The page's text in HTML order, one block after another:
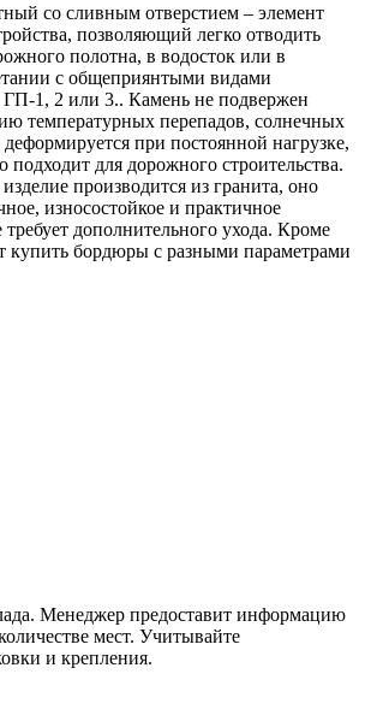
со сливным отверстием – элемент
позволяющий легко отводить
полотна, в водосток или в
с общеприянтыми видами
1, 2 или 3.. Камень не подвержен
температурных перепадов, солнечных
при постоянной нагрузке,
подходит для дорожного строительства.
производится из гранита, оно
износостойкое и практичное
требует дополнительного ухода. Кроме
купить бордюры с разными параметрами
Менеджер предоставит информацию
мест. Учитывайте
и крепления.